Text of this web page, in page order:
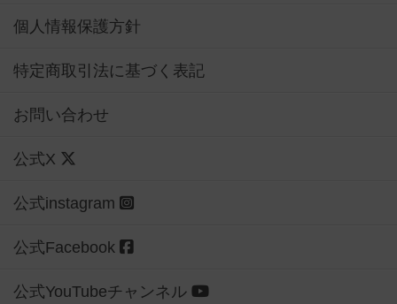
個人情報保護方針
特定商取引法に基づく表記
お問い合わせ
公式X
公式instagram
公式Facebook
公式YouTubeチャンネル